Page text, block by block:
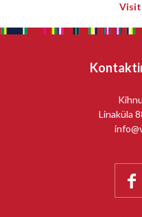
Linaküla
